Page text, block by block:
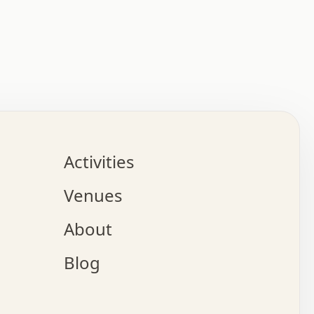
.   .   .   .   .   .   .   .   x   .   .   .   .
o   .   .   .   .   .   .   .   .   x   .   .   .
.   .   .   :   .   .   .   x   .   .   .   :   .
.   .   .   +   .   .   .   .   .   .   .   .   x
.   .   x   .   .   .   .   .   .   :   .   .   .
.   .   .   .   .   +   .   .   .   .   x   .   .
.   .   .   .   x   .   .   o   .   .   .   .   .
.   .   .   .   .   .   .   .   .   .   .   .   .
x   .   .   .   .   .   +   .   .   x   .   .   .
.   .   .   .   +   o   .   .   .   .   .   x   .
Activities
Venues
About
Blog